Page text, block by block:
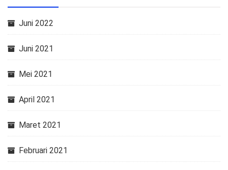
Juni 2022
Juni 2021
Mei 2021
April 2021
Maret 2021
Februari 2021